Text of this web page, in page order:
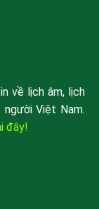
về lịch âm, lịch
người Việt Nam.
đây!